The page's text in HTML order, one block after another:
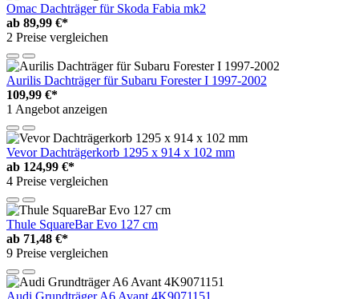
Omac Dachträger für Skoda Fabia mk2
ab 89,99 €*
2 Preise vergleichen
Aurilis Dachträger für Subaru Forester I 1997-2002
109,99 €*
1 Angebot anzeigen
Vevor Dachträgerkorb 1295 x 914 x 102 mm
ab 124,99 €*
4 Preise vergleichen
Thule SquareBar Evo 127 cm
ab 71,48 €*
9 Preise vergleichen
Audi Grundträger A6 Avant 4K9071151